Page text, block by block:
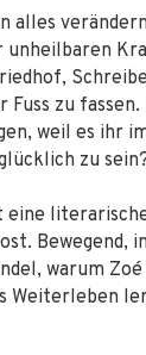
alles
unheilbaren
zu
weil es ihr
zu
eine
Bewegend,
warum Zoé
Weiterleben